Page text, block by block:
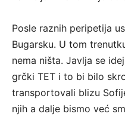
Posle raznih peripetija
Bugarsku. U tom
nema ništa. Javlja se
grčki TET i to bi bilo
transportovali blizu
njih a dalje bismo već